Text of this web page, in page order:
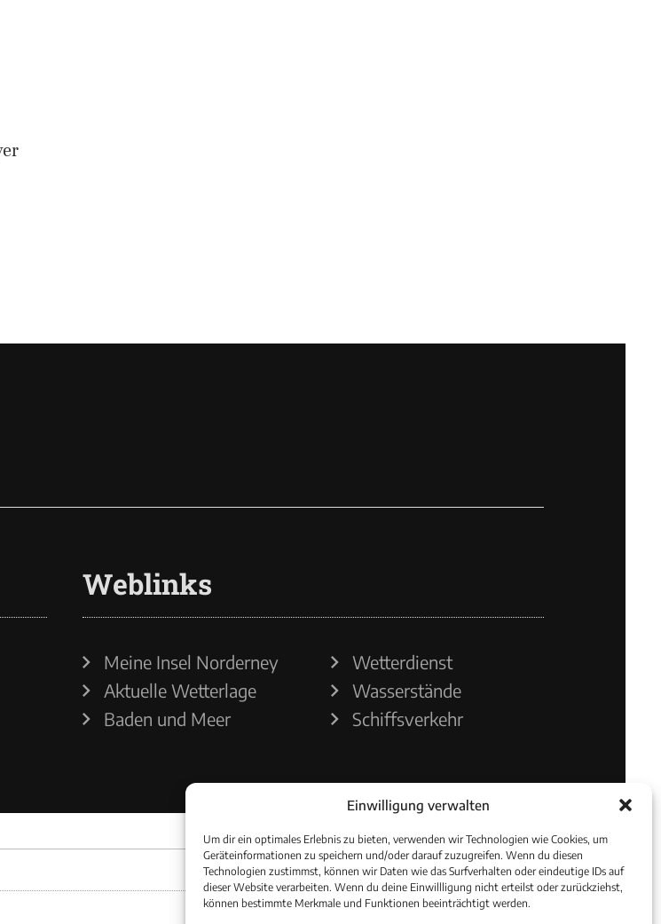
Einwilligung verwalten
Um dir ein optimales Erlebnis zu bieten, verwenden wir Technologien wie Cookies, um
Geräteinformationen zu speichern und/oder darauf zuzugreifen. Wenn du diesen
Technologien zustimmst, können wir Daten wie das Surfverhalten oder eindeutige IDs auf
dieser Website verarbeiten. Wenn du deine Einwillligung nicht erteilst oder zurückziehst,
können bestimmte Merkmale und Funktionen beeinträchtigt werden.
Weblinks
Meine Insel Norderney
Aktuelle Wetterlage
Baden und Meer
Wetterdienst
Wasserstände
Schiffsverkehr